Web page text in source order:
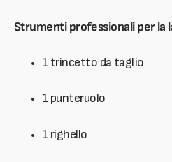
Strumenti professionali per la
1 trincetto da taglio
1 punteruolo
1 righello